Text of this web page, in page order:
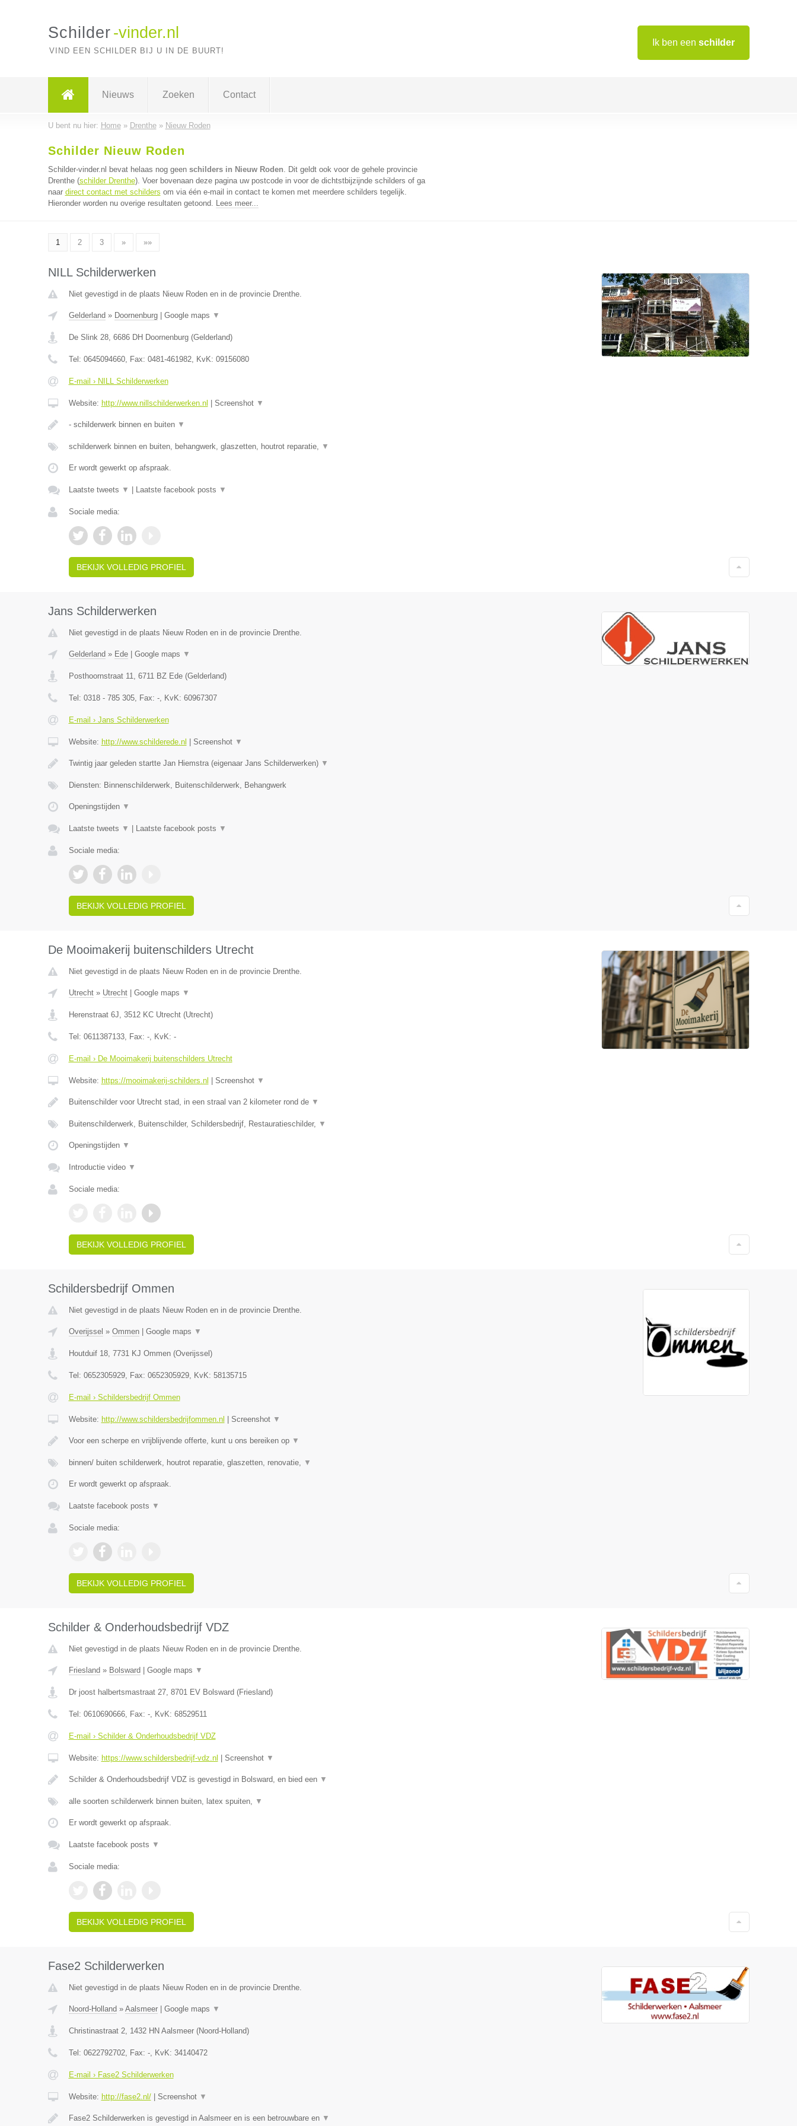
Ik ben een schilder
Schilder -vinder.nl
VIND EEN SCHILDER BIJ U IN DE BUURT!
Nieuws Zoeken Contact
U bent nu hier: Home» Drenthe» Nieuw Roden
Schilder Nieuw Roden
Schilder-vinder.nl bevat helaas nog geen schilders in Nieuw Roden. Dit geldt ook voor de gehele provincie
Drenthe (schilder Drenthe). Voer bovenaan deze pagina uw postcode in voor de dichtstbijzijnde schilders of ga
naar direct contact met schilders om via één e-mail in contact te komen met meerdere schilders tegelijk.
Hieronder worden nu overige resultaten getoond. Lees meer...
1 2 3 » »»
NILL Schilderwerken
Niet gevestigd in de plaats Nieuw Roden en in de provincie Drenthe.
Gelderland » Doornenburg| Google maps ▼
De Slink 28, 6686 DH Doornenburg(Gelderland)
Tel: 0645094660, Fax: 0481-461982, KvK: 09156080
E-mail › NILL Schilderwerken
Website: http://www.nillschilderwerken.nl Screenshot ▼
- schilderwerk binnen en buiten ▼
schilderwerk binnen en buiten, behangwerk, glaszetten, houtrot reparatie, ▼
Er wordt gewerkt op afspraak.
Laatste tweets ▼ Laatste facebook posts ▼
Sociale media:
BEKIJK VOLLEDIG PROFIEL
Jans Schilderwerken
Niet gevestigd in de plaats Nieuw Roden en in de provincie Drenthe.
Gelderland » Ede| Google maps ▼
Posthoornstraat 11, 6711 BZ Ede(Gelderland)
Tel: 0318 - 785 305, Fax: -, KvK: 60967307
E-mail › Jans Schilderwerken
Website: http://www.schilderede.nl Screenshot ▼
Twintig jaar geleden startte Jan Hiemstra (eigenaar Jans Schilderwerken) ▼
Diensten: Binnenschilderwerk, Buitenschilderwerk, Behangwerk
Openingstijden ▼
Laatste tweets ▼ Laatste facebook posts ▼
Sociale media:
BEKIJK VOLLEDIG PROFIEL
De Mooimakerij buitenschilders Utrecht
Niet gevestigd in de plaats Nieuw Roden en in de provincie Drenthe.
Utrecht» Utrecht| Google maps ▼
Herenstraat 6J, 3512 KC Utrecht(Utrecht)
Tel: 0611387133, Fax: -, KvK: -
E-mail › De Mooimakerij buitenschilders Utrecht
Website: https://mooimakerij-schilders.nl Screenshot ▼
Buitenschilder voor Utrecht stad, in een straal van 2 kilometer rond de ▼
Buitenschilderwerk, Buitenschilder, Schildersbedrijf, Restauratieschilder, ▼
Openingstijden ▼
Introductie video ▼
Sociale media:
BEKIJK VOLLEDIG PROFIEL
Schildersbedrijf Ommen
Niet gevestigd in de plaats Nieuw Roden en in de provincie Drenthe.
Overijssel » Ommen| Google maps ▼
Houtduif 18, 7731 KJ Ommen(Overijssel )
Tel: 0652305929, Fax: 0652305929, KvK: 58135715
E-mail › Schildersbedrijf Ommen
Website: http://www.schildersbedrijfommen.nl Screenshot ▼
Voor een scherpe en vrijblijvende offerte, kunt u ons bereiken op ▼
binnen/ buiten schilderwerk, houtrot reparatie, glaszetten, renovatie, ▼
Er wordt gewerkt op afspraak.
Laatste facebook posts ▼
Sociale media:
BEKIJK VOLLEDIG PROFIEL
Schilder & Onderhoudsbedrijf VDZ
Niet gevestigd in de plaats Nieuw Roden en in de provincie Drenthe.
Friesland » Bolsward Google maps ▼
Dr joost halbertsmastraat 27, 8701 EV Bolsward (Friesland)
Tel: 0610690666, Fax: -, KvK: 68529511
E-mail › Schilder & Onderhoudsbedrijf VDZ
Website: https://www.schildersbedrijf-vdz.nl Screenshot ▼
Schilder & Onderhoudsbedrijf VDZ is gevestigd in Bolsward, en bied een ▼
alle soorten schilderwerk binnen buiten, latex spuiten, ▼
Er wordt gewerkt op afspraak.
Laatste facebook posts ▼
Sociale media:
BEKIJK VOLLEDIG PROFIEL
Fase2 Schilderwerken
Niet gevestigd in de plaats Nieuw Roden en in de provincie Drenthe.
Noord-Holland » Aalsmeer| Google maps ▼
Christinastraat 2, 1432 HN Aalsmeer(Noord-Holland)
Tel: 0622792702, Fax: -, KvK: 34140472
E-mail › Fase2 Schilderwerken
Website: http://fase2.nl/| Screenshot ▼
Fase2 Schilderwerken is gevestigd in Aalsmeer en is een betrouwbare en ▼